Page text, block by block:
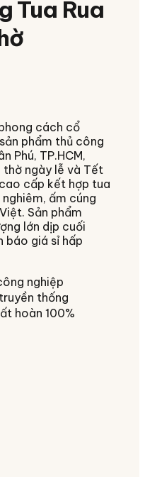
Tua Rua
cách cổ
phẩm thủ công
Phú, TP.HCM,
thờ ngày lễ và Tết
cấp kết hợp tua
ấm cúng
Sản phẩm
lớn dịp cuối
báo giá sỉ hấp
nghiệp
thống
hoàn 100%